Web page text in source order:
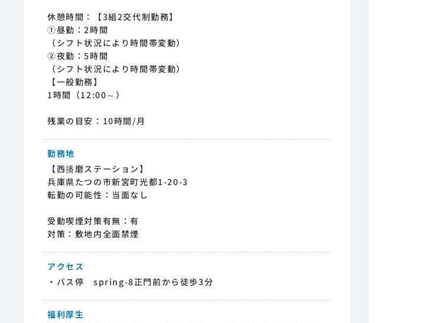
休憩時間：【3組2交代制勤務】
①昼勤：2時間
（シフト状況により時間帯変動）
②夜勤：5時間
（シフト状況により時間帯変動）
【一般勤務】
1時間（12:00～）
残業の目安：10時間/月
勤務地
【西播磨ステーション】
兵庫県たつの市新宮町光都1-20-3
転勤の可能性：当面なし
受動喫煙対策有無：有
対策：敷地内全面禁煙
アクセス
・バス停 spring-8正門前から徒歩3分
福利厚生